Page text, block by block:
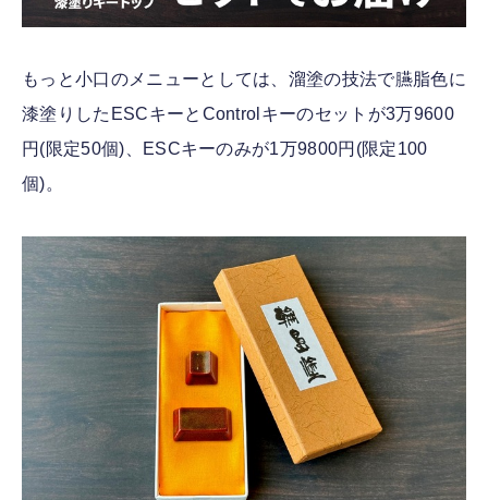
もっと小口のメニューとしては、溜塗の技法で臙脂色に
漆塗りしたESCキーとControlキーのセットが3万9600
円(限定50個)、ESCキーのみが1万9800円(限定100
個)。